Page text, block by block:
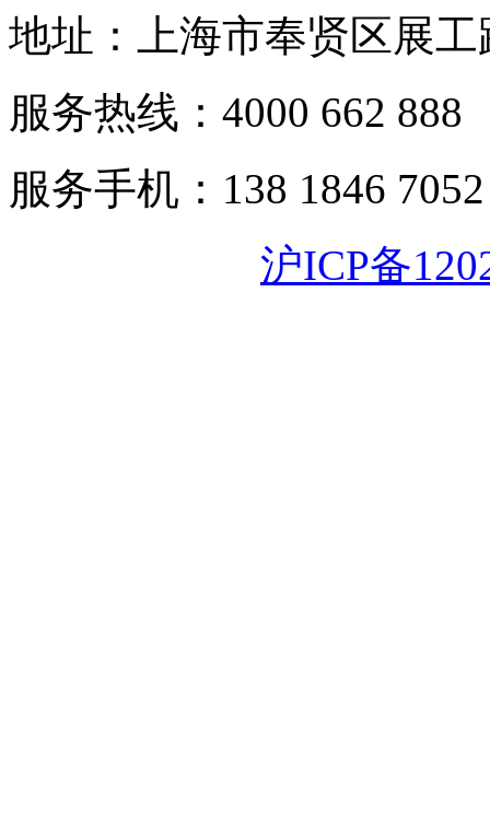
地址：上海市奉贤区展工
服务热线：4000 662 888
服务手机：138 1846 7052
沪ICP备